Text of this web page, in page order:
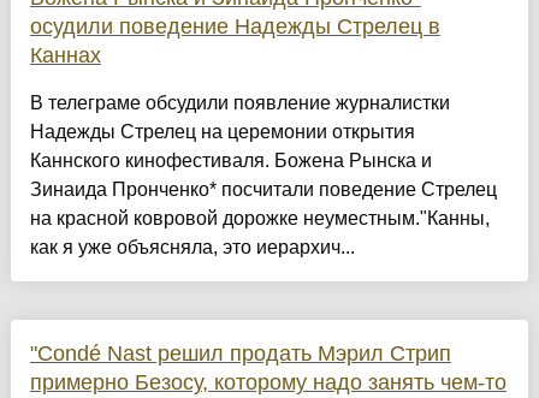
осудили поведение Надежды Стрелец в
Каннах
В телеграме обсудили появление журналистки
Надежды Стрелец на церемонии открытия
Каннского кинофестиваля. Божена Рынска и
Зинаида Пронченко* посчитали поведение Стрелец
на красной ковровой дорожке неуместным."Канны,
как я уже объясняла, это иерархич...
"Condé Nast решил продать Мэрил Стрип
примерно Безосу, которому надо занять чем-то